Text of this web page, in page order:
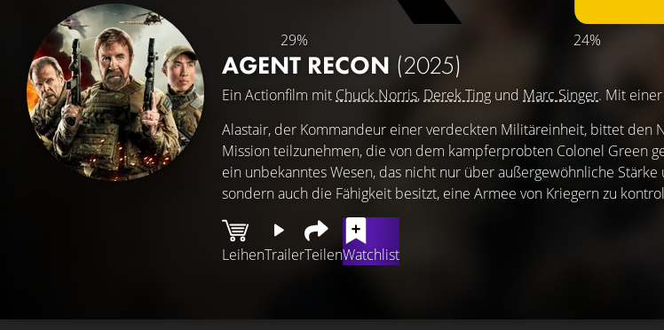
29% 24%
AGENT RECON (2025)
Ein Actionfilm mit Chuck Norris, Derek Ting und Marc Singer. Mit einer
LeihenTrailerTeilenWatchlist
Alastair, der Kommandeur einer verdeckten Militäreinheit, bittet den
Mission teilzunehmen, die von dem kampferprobten Colonel Green
ein unbekanntes Wesen, das nicht nur über außergewöhnliche
sondern auch die Fähigkeit besitzt, eine Armee von Kriegern zu